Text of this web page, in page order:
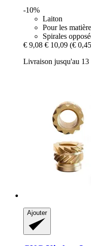
-10%
Laiton
Pour les
Spirales
€ 9,08 € 10,09 (€
Livraison jusqu'au 13
Ajouter